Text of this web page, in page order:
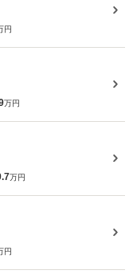
円
万円
万円
円